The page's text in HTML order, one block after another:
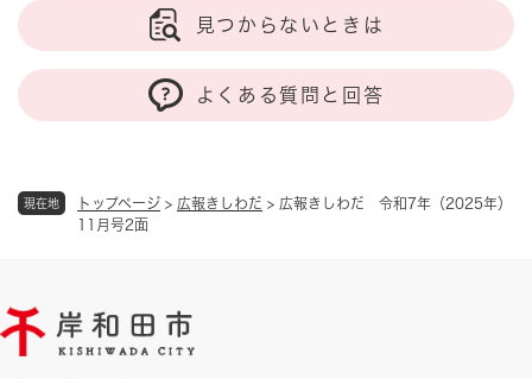
現在地 トップページ > 広報きしわだ > 広報きしわだ 令和7年（2025年）
11月号2面
見つからないときは
よくある質問と回答